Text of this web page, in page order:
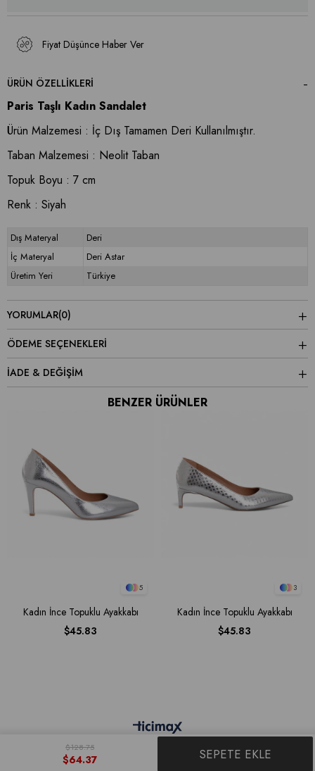
Fiyat Düşünce Haber Ver
ÜRÜN ÖZELLIKLERI
Paris Taşlı Kadın Sandalet
Ürün Malzemesi : İç Dış Tamamen Deri Kullanılmıştır.
Taban Malzemesi : Neolit Taban
Topuk Boyu : 7 cm
Renk : Siyah
Dış Materyal
Deri
İç Materyal
Deri Astar
Üretim Yeri
Türkiye
YORUMLAR(0)
ÖDEME SEÇENEKLERI
İADE & DEĞİŞİM
BENZER ÜRÜNLER
5
Kadın İnce Topuklu Ayakkabı
$45.83
3
Kadın İnce Topuklu Ayakkabı
$45.83
$128.75
$64.37